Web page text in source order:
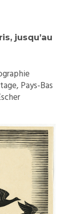
jusqu’au
Pays-Bas